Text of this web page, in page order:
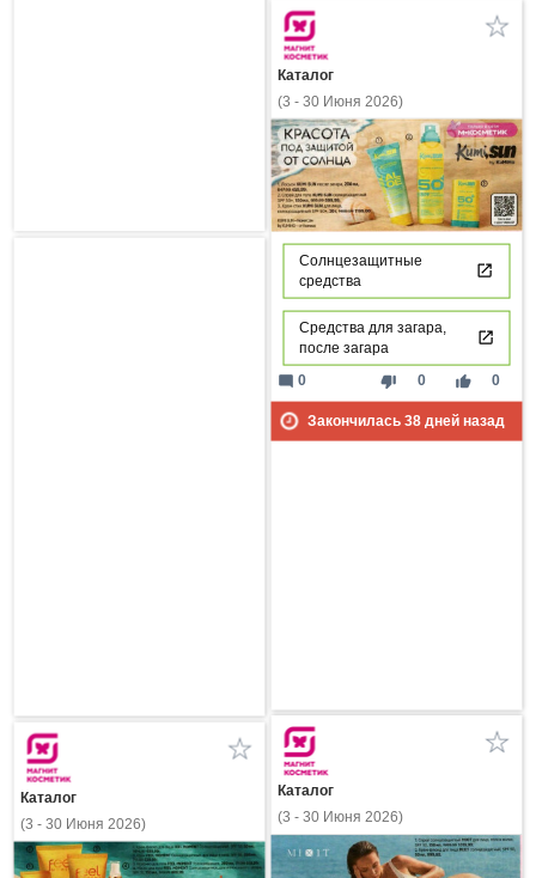
Каталог
(3 - 30 Июня 2026)
Солнцезащитные
средства
Средства для загара,
после загара
thumb_down 0 thumb_up 0
mode_comment 0
Закончилась 38дней назад
Каталог
(3 - 30 Июня 2026)
Каталог
(3 - 30 Июня 2026)